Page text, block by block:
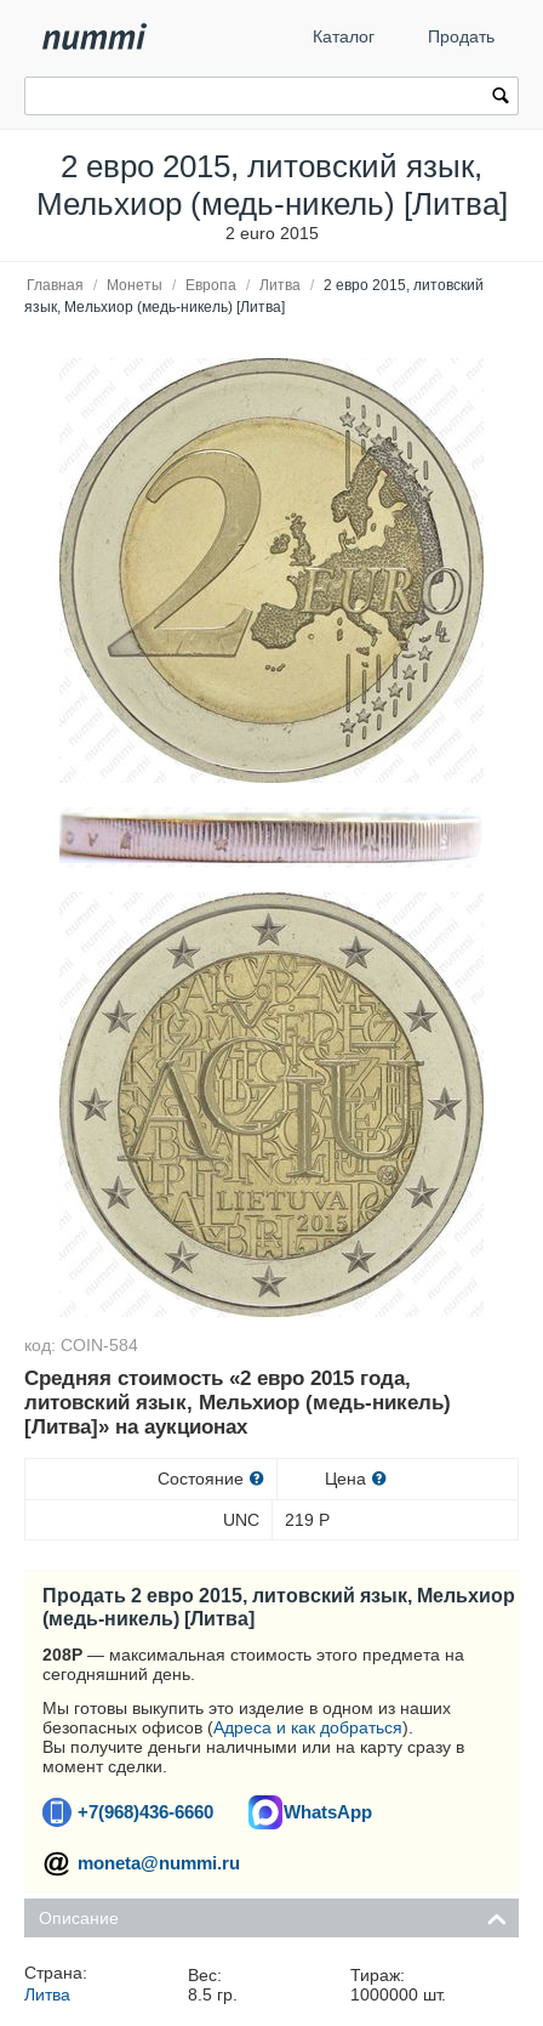
Каталог Продать
2 евро 2015, литовский язык,
Мельхиор (медь-никель) [Литва]
2 euro 2015
Главная / Монеты / Европа / Литва / 2 евро 2015, литовский
язык, Мельхиор (медь-никель) [Литва]
код: COIN-584
Средняя стоимость «2 евро 2015 года,
литовский язык, Мельхиор (медь-никель)
[Литва]» на аукционах
Состояние Цена
UNC 219 Р
Продать 2 евро 2015, литовский язык, Мельхиор
(медь-никель) [Литва]
208Р — максимальная стоимость этого предмета на
сегодняшний день.
Мы готовы выкупить это изделие в одном из наших
безопасных офисов (Адреса и как добраться).
Вы получите деньги наличными или на карту сразу в
момент сделки.
+7(968)436-6660 WhatsApp
moneta@nummi.ru
Описание
Страна:
Литва
Вес:
8.5гр.
Тираж:
1000000 шт.